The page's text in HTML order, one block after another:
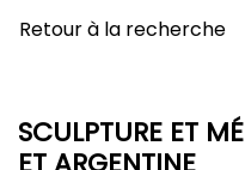
Retour à la recherche
SCULPTURE ET